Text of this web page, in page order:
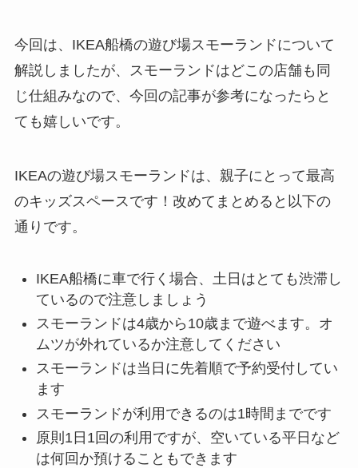
今回は、IKEA船橋の遊び場スモーランドについて
解説しましたが、スモーランドはどこの店舗も同
じ仕組みなので、今回の記事が参考になったらと
ても嬉しいです。
IKEAの遊び場スモーランドは、親子にとって最高
のキッズスペースです！改めてまとめると以下の
通りです。
IKEA船橋に車で行く場合、土日はとても渋滞し
ているので注意しましょう
スモーランドは4歳から10歳まで遊べます。オ
ムツが外れているか注意してください
スモーランドは当日に先着順で予約受付してい
ます
スモーランドが利用できるのは1時間までです
原則1日1回の利用ですが、空いている平日など
は何回か預けることもできます